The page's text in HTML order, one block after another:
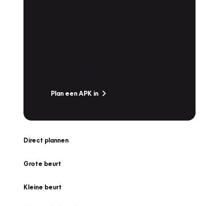
Plan een APK in
Direct plannen
Grote beurt
Kleine beurt